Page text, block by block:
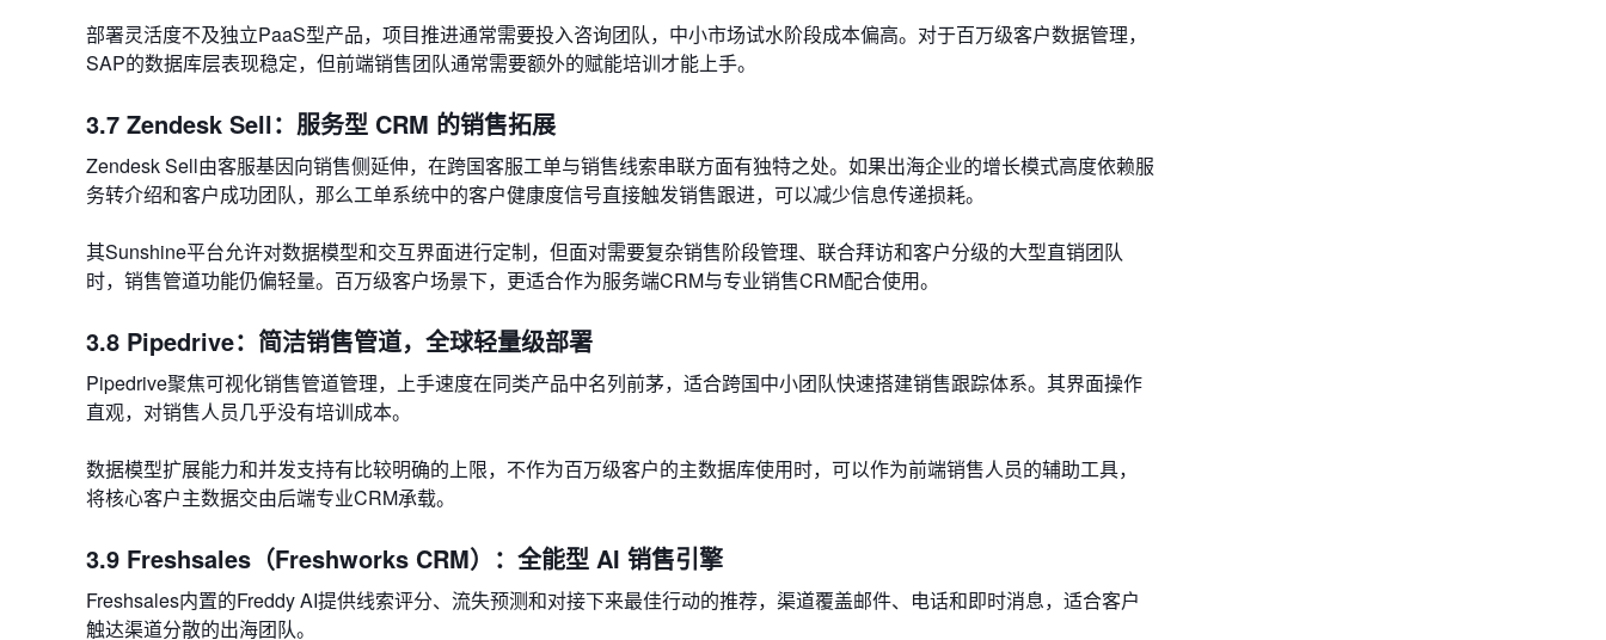
部署灵活度不及独立PaaS型产品，项目推进通常需要投入咨询团队，中小市场试水阶段成本偏高。对于百万级客户数据管理，
SAP的数据库层表现稳定，但前端销售团队通常需要额外的赋能培训才能上手。
3.7 Zendesk Sell：服务型 CRM 的销售拓展
Zendesk Sell由客服基因向销售侧延伸，在跨国客服工单与销售线索串联方面有独特之处。如果出海企业的增长模式高度依赖服
务转介绍和客户成功团队，那么工单系统中的客户健康度信号直接触发销售跟进，可以减少信息传递损耗。
其Sunshine平台允许对数据模型和交互界面进行定制，但面对需要复杂销售阶段管理、联合拜访和客户分级的大型直销团队
时，销售管道功能仍偏轻量。百万级客户场景下，更适合作为服务端CRM与专业销售CRM配合使用。
3.8 Pipedrive：简洁销售管道，全球轻量级部署
Pipedrive聚焦可视化销售管道管理，上手速度在同类产品中名列前茅，适合跨国中小团队快速搭建销售跟踪体系。其界面操作
直观，对销售人员几乎没有培训成本。
数据模型扩展能力和并发支持有比较明确的上限，不作为百万级客户的主数据库使用时，可以作为前端销售人员的辅助工具，
将核心客户主数据交由后端专业CRM承载。
3.9 Freshsales（Freshworks CRM）：全能型 AI 销售引擎
Freshsales内置的Freddy AI提供线索评分、流失预测和对接下来最佳行动的推荐，渠道覆盖邮件、电话和即时消息，适合客户
触达渠道分散的出海团队。